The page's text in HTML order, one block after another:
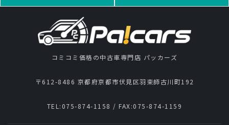
コミコミ価格の中古車専門店 パッカーズ
〒612-8486 京都府京都市伏見区羽束師古川町192
TEL: 075-874-1158 / FAX:075-874-1159